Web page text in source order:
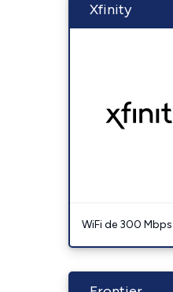
Xfinity
WiFi de 300